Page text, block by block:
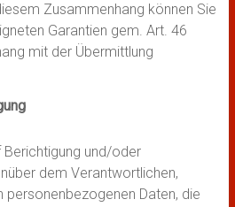
Zusammenhang können Sie
Garantien gem. Art. 46
mit der Übermittlung
Berichtigung und/oder
dem Verantwortlichen,
Daten, die